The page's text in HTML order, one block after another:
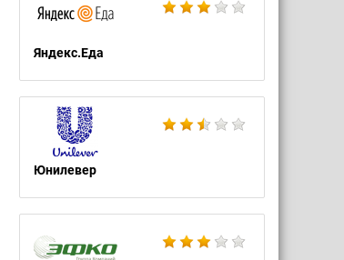
Яндекс.Еда
Юнилевер